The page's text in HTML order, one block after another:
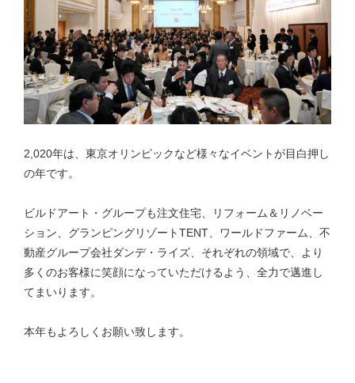
2,020年は、東京オリンピックなど様々なイベントが目白押し
の年です。
ビルドアート・グループも注文住宅、リフォーム＆リノベー
ション、グランピングリゾートTENT、ワールドファーム、不
動産グループ会社ダンデ・ライズ、それぞれの領域で、より
多くのお客様に笑顔になっていただけるよう、全力で邁進し
てまいります。
本年もよろしくお願い致します。